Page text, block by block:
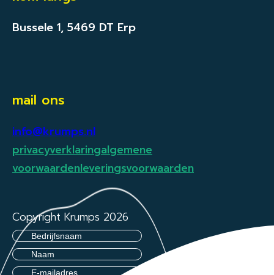
Bussele 1, 5469 DT Erp
mail ons
info@krumps.nl
privacyverklaringalgemene
voorwaardenleveringsvoorwaarden
Copyright Krumps 2026